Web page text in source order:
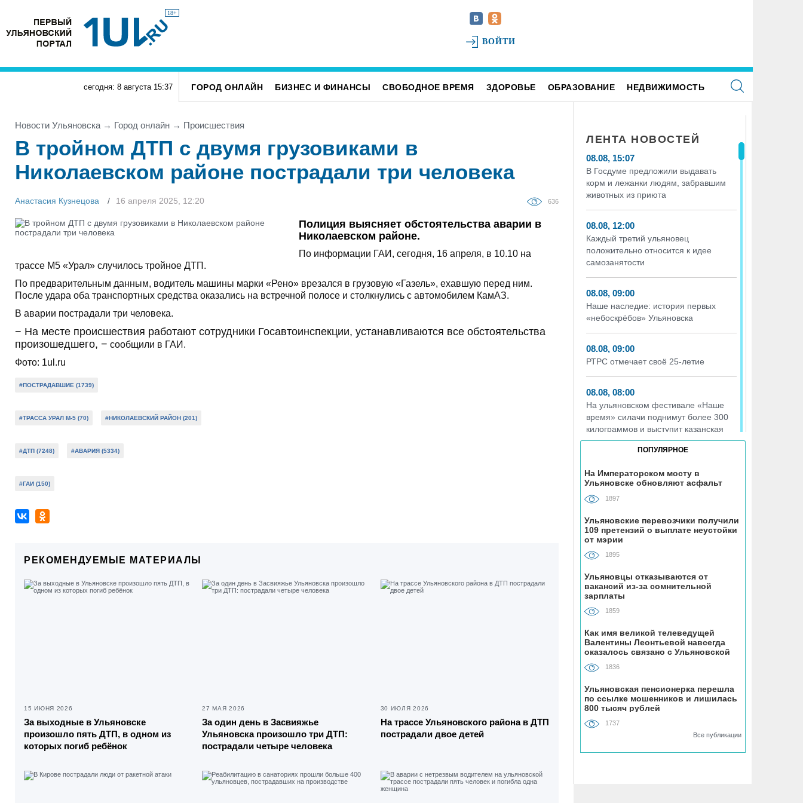
18+
ВОЙТИ
сегодня: 8 августа 15:37 ГОРОД ОНЛАЙН БИЗНЕС И ФИНАНСЫ СВОБОДНОЕ ВРЕМЯ ЗДОРОВЬЕ ОБРАЗОВАНИЕ НЕДВИЖИМОСТЬ
Новости Ульяновска → Город онлайн → Проиcшествия
В тройном ДТП с двумя грузовиками в
Николаевском районе пострадали три человека
Анастасия Кузнецова 16 апреля 2025, 12:20 636
Полиция выясняет обстоятельства аварии в
Николаевском районе.
По информации ГАИ, сегодня, 16 апреля, в 10.10 на
трассе М5 «Урал» случилось тройное ДТП.
По предварительным данным, водитель машины марки «Рено» врезался в грузовую «Газель», ехавшую перед ним.
После удара оба транспортных средства оказались на встречной полосе и столкнулись с автомобилем КамАЗ.
В аварии пострадали три человека.
− На месте происшествия работают сотрудники Госавтоинспекции, устанавливаются все обстоятельства
произошедшего, − сообщили в ГАИ.
Фото: 1ul.ru
#ПОСТРАДАВШИЕ (1739)
#ТРАССА УРАЛ М-5 (70) #НИКОЛАЕВСКИЙ РАЙОН (201)
#ДТП (7248) #АВАРИЯ (5334)
#ГАИ (150)
РЕКОМЕНДУЕМЫЕ МАТЕРИАЛЫ
15 ИЮНЯ 2026
За выходные в Ульяновске
произошло пять ДТП, в одном из
которых погиб ребёнок
27 МАЯ 2026
За один день в Засвияжье
Ульяновска произошло три ДТП:
пострадали четыре человека
30 ИЮЛЯ 2026
На трассе Ульяновского района в ДТП
пострадали двое детей
ЛЕНТА НОВОСТЕЙ
08.08, 15:07
В Госдуме предложили выдавать
корм и лежанки людям, забравшим
животных из приюта
08.08, 12:00
Каждый третий ульяновец
положительно относится к идее
самозанятости
08.08, 09:00
Наше наследие: история первых
«небоскрёбов» Ульяновска
08.08, 09:00
РТРС отмечает своё 25-летие
08.08, 08:00
На ульяновском фестивале «Наше
время» силачи поднимут более 300
килограммов и выступит казанская
группа «Мураками»
07.08, 19:56
На участке проспекта Гая в
Ульяновске запретили остановку
07.08, 19:30
В «Молодёжном» парке Ульяновска
площадку
07.08, 18:43
благоустраивают место воинского
захоронения
07.08, 18:00
До +34 градусов раскалится воздух в
Ульяновской области в субботу
07.08, 17:35
на спорт и здоровый образ жизни
ПОПУЛЯРНОЕ
На Императорском мосту в
Ульяновске обновляют асфальт
1897
Ульяновские перевозчики получили
109 претензий о выплате неустойки
от мэрии
1895
Ульяновцы отказываются от
вакансий из-за сомнительной
зарплаты
1859
Как имя великой телеведущей
Валентины Леонтьевой навсегда
оказалось связано с Ульяновской
областью
1836
Ульяновская пенсионерка перешла
по ссылке мошенников и лишилась
800 тысяч рублей
1737
Все публикации